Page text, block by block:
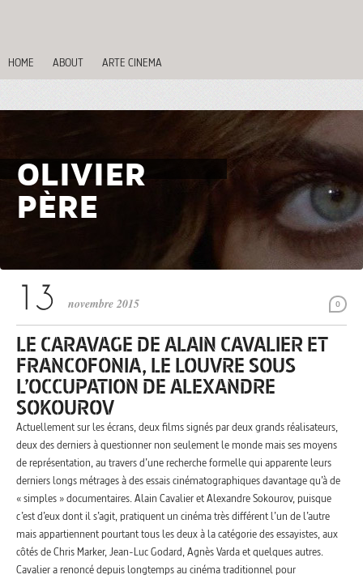
HOME ABOUT ARTE CINEMA
OLIVIER
PÈRE
0
novembre 2015
LE CARAVAGE DE ALAIN CAVALIER ET
FRANCOFONIA, LE LOUVRE SOUS
L’OCCUPATION DE ALEXANDRE
SOKOUROV
Actuellement sur les écrans, deux films signés par deux grands réalisateurs,
deux des derniers à questionner non seulement le monde mais ses moyens
de représentation, au travers d’une recherche formelle qui apparente leurs
derniers longs métrages à des essais cinématographiques davantage qu’à de
« simples » documentaires. Alain Cavalier et Alexandre Sokourov, puisque
c’est d’eux dont il s’agit, pratiquent un cinéma très différent l’un de l’autre
mais appartiennent pourtant tous les deux à la catégorie des essayistes, aux
côtés de Chris Marker, Jean-Luc Godard, Agnès Varda et quelques autres.
Cavalier a renoncé depuis longtemps au cinéma traditionnel pour